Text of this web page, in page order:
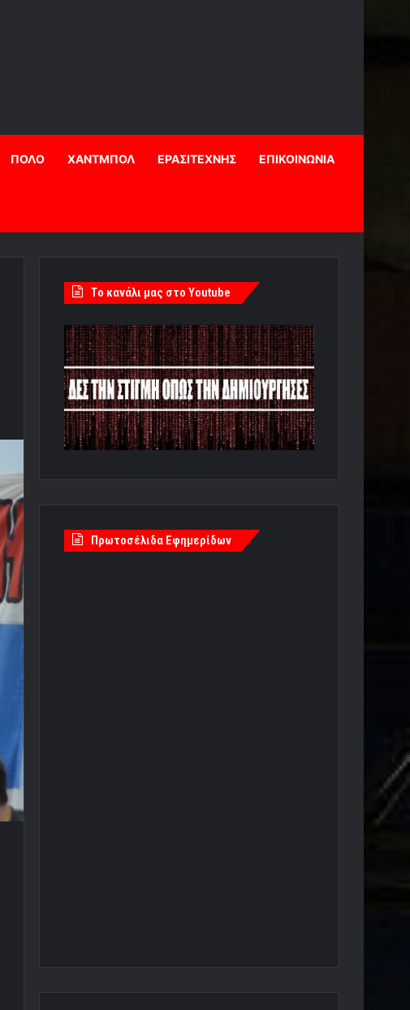
ΠΟΛΟ ΧΑΝΤΜΠΟΛ ΕΡΑΣΙΤΕΧΝΗΣ ΕΠΙΚΟΙΝΩΝΙΑ
Tο κανάλι μας στο Youtube
Πρωτοσέλιδα Εφημερίδων